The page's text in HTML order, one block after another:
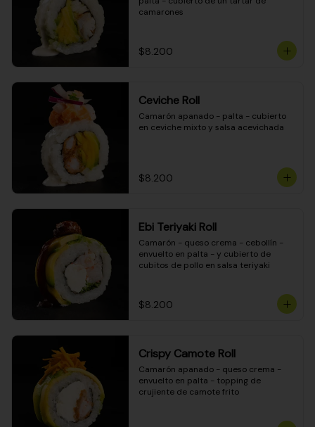
camarones
$8.200
Ceviche Roll
Camarón apanado - palta - cubierto
en ceviche mixto y salsa acevichada
$8.200
Ebi Teriyaki Roll
Camarón - queso crema - cebollín -
envuelto en palta - y cubierto de
cubitos de pollo en salsa teriyaki
$8.200
Crispy Camote Roll
Camarón apanado - queso crema -
envuelto en palta - topping de
crujiente de camote frito